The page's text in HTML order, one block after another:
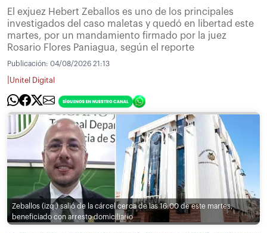
El exjuez Hebert Zeballos es uno de los principales
investigados del caso maletas y quedó en libertad este
martes, por un mandamiento firmado por la juez
Rosario Flores Paniagua, según el reporte
Publicación: 04/08/2026 21:13
Unitel Digital
Zeballos (izq.) salió de la cárcel cerca de las 16:00 de este martes,
beneficiado con arresto domiciliario